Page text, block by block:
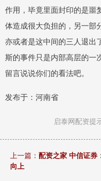
作用，毕竟里面封印的是噩
体造成很大负担的，另一部
亦或者是这中间的三人退出
斯的事件只是内部高层的一
留言说说你们的看法吧。
发布于：河南省
启泰网配资提
上一篇： 配资之家 中信证券
向上